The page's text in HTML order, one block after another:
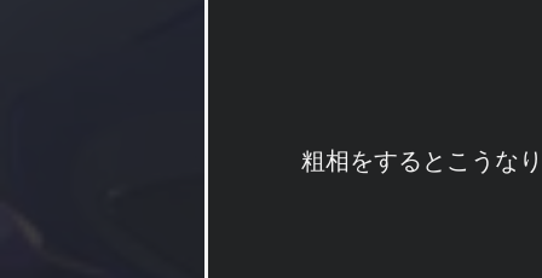
粗相をするとこうな